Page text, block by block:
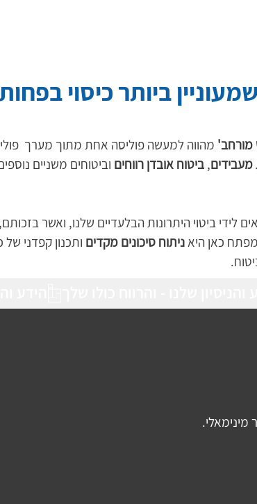
מורחב' מהווה למעשה פוליסה אחת מתוך מערך
מעבידים, ביטוח אובדן רווחים וביטוחים משניים
לידי ביטוי היתרונות הבלעדיים שלנו, ואשר
כאן היא ניתוח סיכונים מקדים ותכנון קפדני
ביותר כיסוי